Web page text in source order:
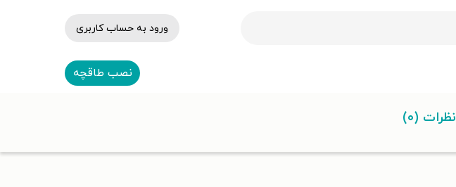
ورود به حساب کاربری
نصب طاقچه
نظرات (۰)